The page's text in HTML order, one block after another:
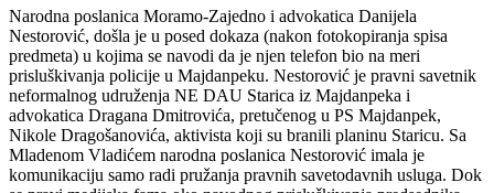
Narodna poslanica Moramo-Zajedno i advokatica Danijela
Nestorović, došla je u posed dokaza (nakon fotokopiranja spisa
predmeta) u kojima se navodi da je njen telefon bio na meri
prisluškivanja policije u Majdanpeku. Nestorović je pravni savetnik
neformalnog udruženja NE DAU Starica iz Majdanpeka i
advokatica Dragana Dmitrovića, pretučenog u PS Majdanpek,
Nikole Dragošanovića, aktivista koji su branili planinu Staricu. Sa
Mladenom Vladićem narodna poslanica Nestorović imala je
komunikaciju samo radi pružanja pravnih savetodavnih usluga. Dok